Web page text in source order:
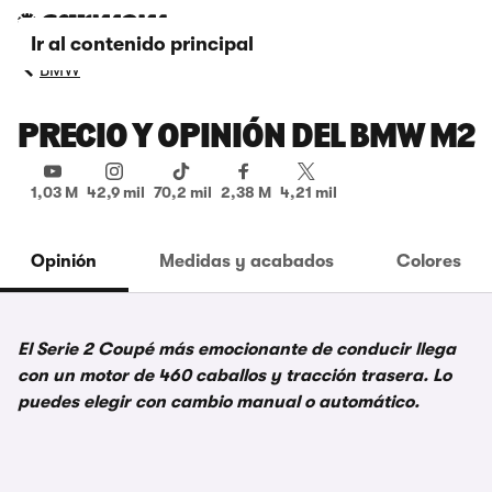
Ir al contenido principal
BMW
PRECIO Y OPINIÓN DEL BMW M2
1,03 M 42,9 mil 70,2 mil 2,38 M 4,21 mil
Opinión Medidas y acabados Colores
El Serie 2 Coupé más emocionante de conducir llega
con un motor de 460 caballos y tracción trasera. Lo
puedes elegir con cambio manual o automático.